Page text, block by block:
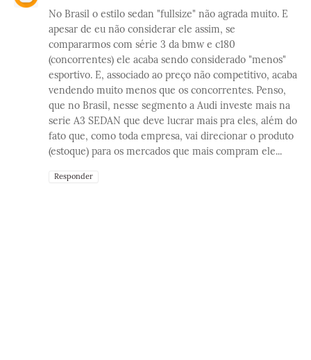
No Brasil o estilo sedan "fullsize" não agrada muito. E
apesar de eu não considerar ele assim, se
compararmos com série 3 da bmw e c180
(concorrentes) ele acaba sendo considerado "menos"
esportivo. E, associado ao preço não competitivo, acaba
vendendo muito menos que os concorrentes. Penso,
que no Brasil, nesse segmento a Audi investe mais na
serie A3 SEDAN que deve lucrar mais pra eles, além do
fato que, como toda empresa, vai direcionar o produto
(estoque) para os mercados que mais compram ele...
Responder